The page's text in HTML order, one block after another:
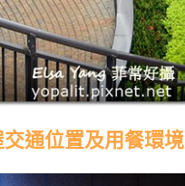
通位置及用餐環境